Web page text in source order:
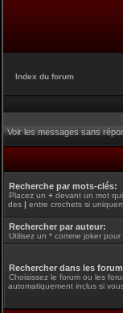
Index du forum
Voir les messages sans
Recherche par mots-clés:
Placez un + devant un mot
des | entre crochets si
Rechercher par auteur:
Utilisez un * comme joker
Rechercher dans les
Choisissez le forum ou les
automatiquement inclus si